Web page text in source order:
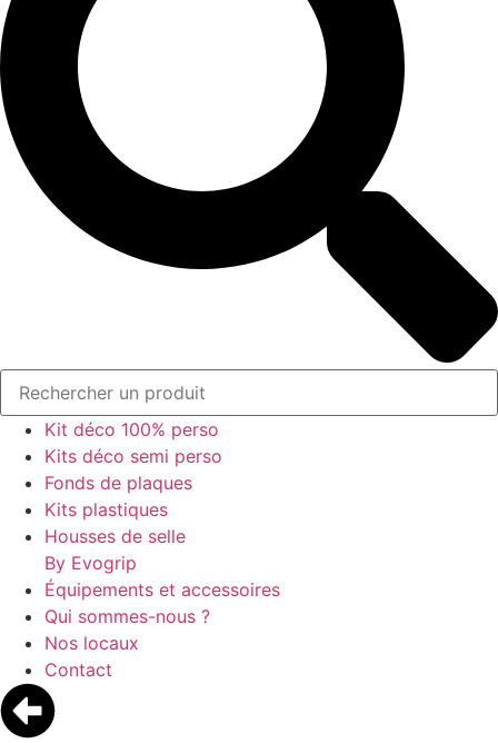
Kit déco 100% perso
Kits déco semi perso
Fonds de plaques
Kits plastiques
Housses de selle
By Evogrip
Équipements et accessoires
Qui sommes-nous ?
Nos locaux
Contact